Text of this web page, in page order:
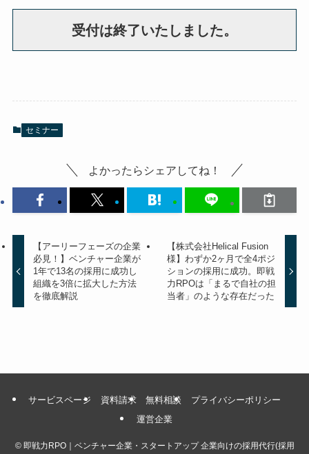
受付は終了いたしました。
セミナー
よかったらシェアしてね！
【アーリーフェーズの企業
必見！】ベンチャー企業が
1年で13名の採用に成功し
組織を3倍に拡大した方法
を徹底解説
【株式会社Helical Fusion
様】わずか2ヶ月で全4ポジ
ションの採用に成功。即戦
力RPOは「まるで自社の担
当者」のような存在だった
サービスページ 資料請求 無料相談
プライバシーポリシー
運営企業
©即戦力RPO｜ベンチャー企業・スタートアップ 企業向けの採用代行(採用